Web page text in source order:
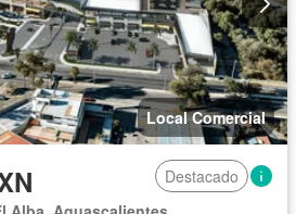
Local Comercial
Destacado